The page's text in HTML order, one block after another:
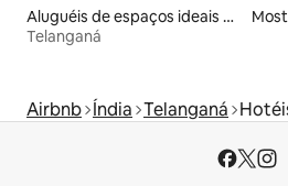
Aluguéis de espaços ideais para famílias
Telanganá
Airbnb Índia Telanganá